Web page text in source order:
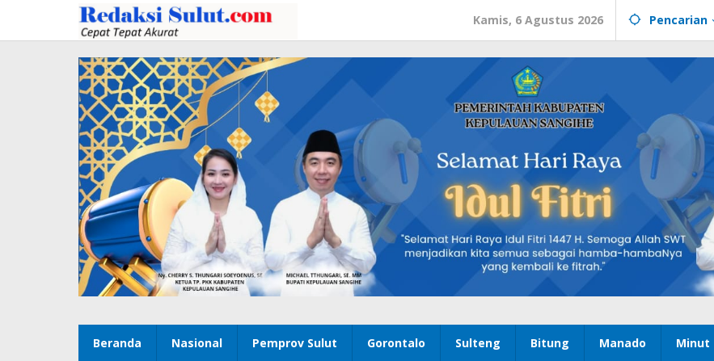
konten
Kamis, 6 Agustus 2026 Pencarian
Beranda Nasional Pemprov Sulut Gorontalo Sulteng Bitung Manado Minut